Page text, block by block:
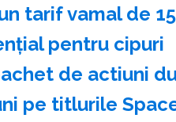
tarif vamal de
pentru cipuri
de actiuni
pe titlurile